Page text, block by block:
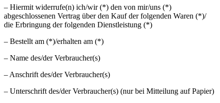
– Hiermit widerrufe(n) ich/wir (*) den von mir/uns (*)
abgeschlossenen Vertrag über den Kauf der folgenden Waren (*)/
die Erbringung der folgenden Dienstleistung (*)
– Bestellt am (*)/erhalten am (*)
– Name des/der Verbraucher(s)
– Anschrift des/der Verbraucher(s)
– Unterschrift des/der Verbraucher(s) (nur bei Mitteilung auf Papier)